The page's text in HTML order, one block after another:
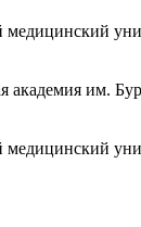
медицинский
академия им.
медицинский